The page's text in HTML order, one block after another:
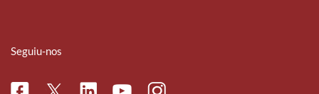
Seguiu-nos